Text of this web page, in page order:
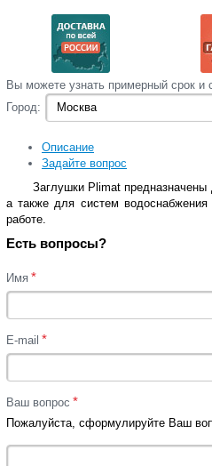
Вы‌ можете‌ узнать‌ примерный срок и
Город:
Описание
Задайте вопрос
Заглушки Plimat предназначены
а также для систем
работе.
Есть вопросы?
Имя *
E-mail *
Ваш вопрос *
Пожалуйста, сформулируйте Ваш